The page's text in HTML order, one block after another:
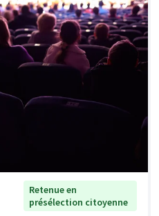
Retenue en
présélection citoyenne